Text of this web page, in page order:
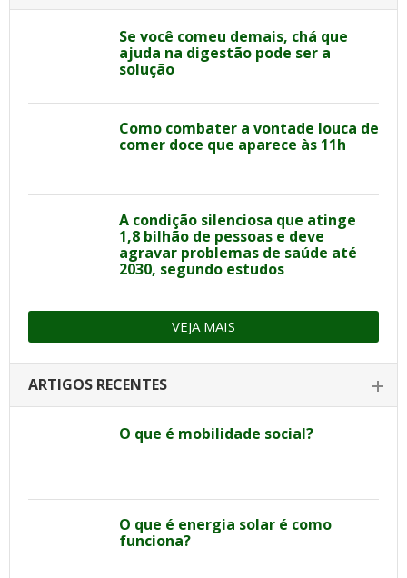
Se você comeu demais, chá que
ajuda na digestão pode ser a
solução
Como combater a vontade louca de
comer doce que aparece às 11h
A condição silenciosa que atinge
1,8 bilhão de pessoas e deve
agravar problemas de saúde até
2030, segundo estudos
VEJA MAIS
ARTIGOS RECENTES
O que é mobilidade social?
O que é energia solar é como
funciona?